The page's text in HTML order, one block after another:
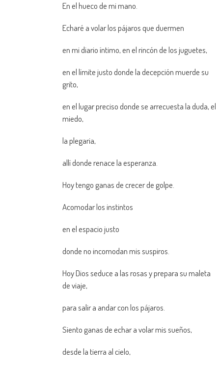
En el hueco de mi mano.
Echaré a volar los pájaros que duermen
en mi diario íntimo, en el rincón de los juguetes,
en el límite justo donde la decepción muerde su
grito,
en el lugar preciso donde se arrecuesta la duda, el
miedo,
la plegaria,
allí donde renace la esperanza.
Hoy tengo ganas de crecer de golpe.
Acomodar los instintos
en el espacio justo
donde no incomodan mis suspiros.
Hoy Dios seduce a las rosas y prepara su maleta
de viaje,
para salir a andar con los pájaros.
Siento ganas de echar a volar mis sueños,
desde la tierra al cielo,